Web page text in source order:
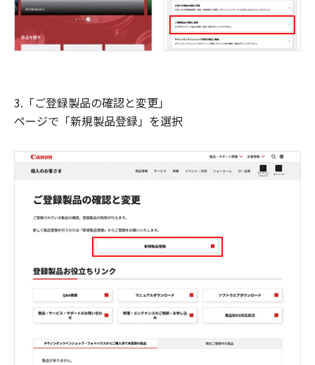
3.「ご登録製品の確認と変更」
ページで「新規製品登録」を選択